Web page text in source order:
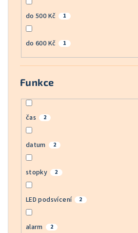
do 500 Kč 1
do 600 Kč 1
Funkce
čas 2
datum 2
stopky 2
LED podsvícení 2
alarm 2